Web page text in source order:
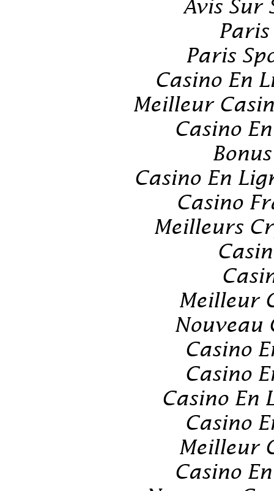
Avis Sur
Paris
Casino En
Meilleur
Casino
Casino En
Casino
Meilleurs
Meilleur
Nouveau
Casino
Casino
Casino En
Casino
Meilleur
Casino